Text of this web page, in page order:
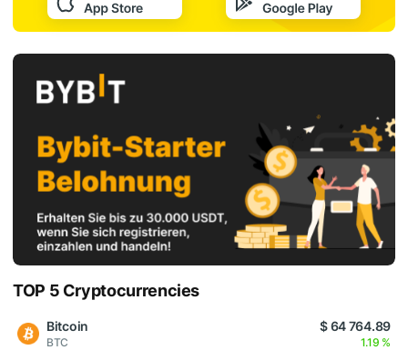
TOP 5 Cryptocurrencies
Bitcoin
BTC
$ 64 764.89
1.19 %